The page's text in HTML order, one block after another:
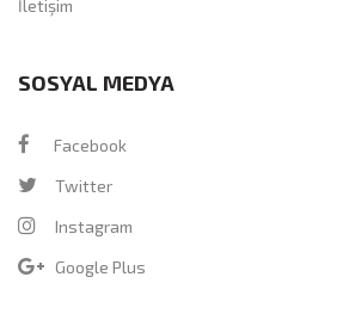
İletişim
SOSYAL MEDYA
Facebook
Twitter
Instagram
Google Plus